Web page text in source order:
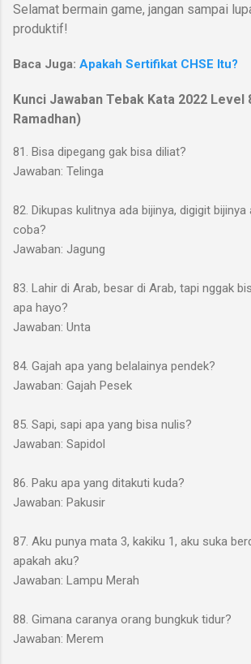
Selamat bermain game, jangan sampai
produktif!
Baca Juga: Apakah Sertifikat CHSE Itu?
Kunci Jawaban Tebak Kata 2022 Level
Ramadhan)
81. Bisa dipegang gak bisa diliat?
Jawaban: Telinga
82. Dikupas kulitnya ada bijinya, digigit
coba?
Jawaban: Jagung
83. Lahir di Arab, besar di Arab, tapi nggak
apa hayo?
Jawaban: Unta
84. Gajah apa yang belalainya pendek?
Jawaban: Gajah Pesek
85. Sapi, sapi apa yang bisa nulis?
Jawaban: Sapidol
86. Paku apa yang ditakuti kuda?
Jawaban: Pakusir
87. Aku punya mata 3, kakiku 1, aku suka
apakah aku?
Jawaban: Lampu Merah
88. Gimana caranya orang bungkuk tidur?
Jawaban: Merem